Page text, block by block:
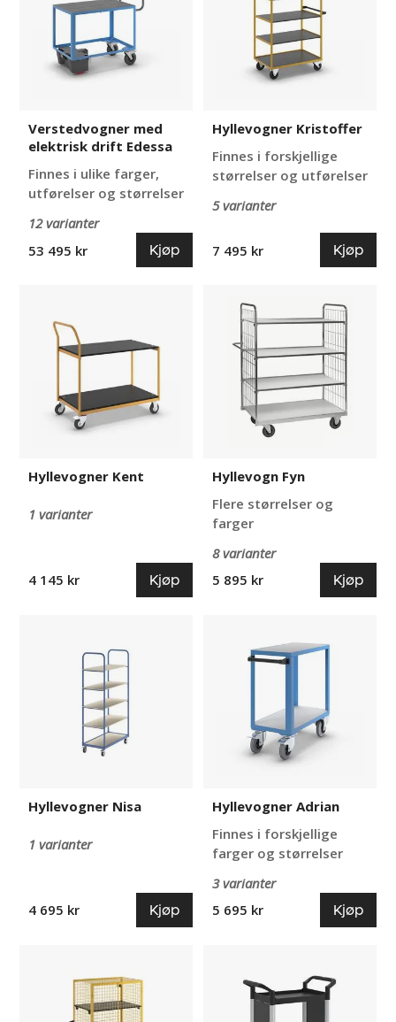
Verstedvogner med
elektrisk drift Edessa
Finnes i ulike farger,
utførelser og størrelser
12 varianter
53 495 kr
Kjøp
Hyllevogner Kristoffer
Finnes i forskjellige
størrelser og utførelser
5 varianter
7 495 kr Kjøp
Hyllevogner Kent
1 varianter
4 145 kr Kjøp
Hyllevogn Fyn
Flere størrelser og
farger
8 varianter
5 895 kr
Kjøp
Hyllevogner Nisa
1 varianter
4 695 kr Kjøp
Hyllevogner Adrian
Finnes i forskjellige
farger og størrelser
3 varianter
5 695 kr
Kjøp